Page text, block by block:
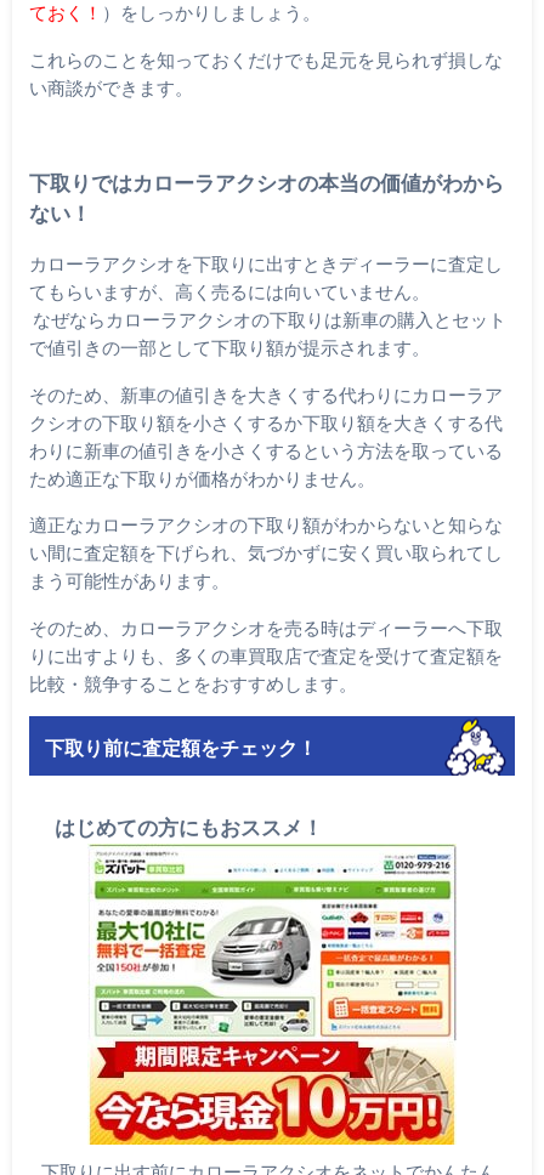
ておく！ ）をしっかりしましょう。
これらのことを知っておくだけでも足元を見られず損しな
い商談ができます。
下取りではカローラアクシオの本当の価値がわから
ない！
カローラアクシオを下取りに出すときディーラーに査定し
てもらいますが、高く売るには向いていません。
なぜならカローラアクシオの下取りは新車の購入とセット
で値引きの一部として下取り額が提示されます。
そのため、新車の値引きを大きくする代わりにカローラア
クシオの下取り額を小さくするか下取り額を大きくする代
わりに新車の値引きを小さくするという方法を取っている
ため適正な下取りが価格がわかりません。
適正なカローラアクシオの下取り額がわからないと知らな
い間に査定額を下げられ、気づかずに安く買い取られてし
まう可能性があります。
そのため、カローラアクシオを売る時はディーラーへ下取
りに出すよりも、多くの車買取店で査定を受けて査定額を
比較・競争することをおすすめします。
下取り前に査定額をチェック！
はじめての方にもおススメ！